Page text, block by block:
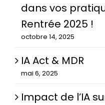
dans vos
Rentrée 2025 !
octobre 14, 2025
IA Act & MDR
mai 6, 2025
Impact de l’IA